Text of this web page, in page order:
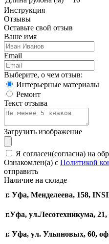
Инструкция
Отзывы
Оставьте свой отзыв
Ваше имя
Email
Выберите, о чем отзыв:
Интерьерные материалы
Ремонт
Текст отзыва
Загрузить изображение
Я согласен(согласна) на
Ознакомлен(а) с Политикой
отправить
Наличие на складе
г. Уфа, Менделеева, 158,
г.Уфа, ​ул.Лесотехникума,
г. Уфа, ул. Ульяновых, 60,